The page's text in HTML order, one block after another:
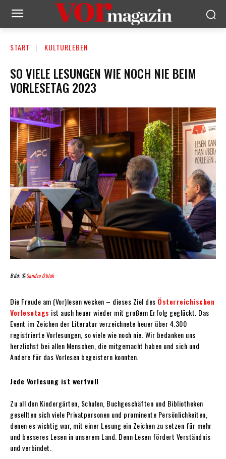
START KULTURLEBEN
SO VIELE LESUNGEN WIE NOCH NIE BEIM
VORLESETAG 2023
Bild: ©Sandra Oblak
Die Freude am (Vor)lesen wecken – dieses Ziel des Österreichischen
Vorlesetags ist auch heuer wieder mit großem Erfolg geglückt. Das
Event im Zeichen der Literatur verzeichnete heuer über 4.300
registrierte Vorlesungen, so viele wie noch nie. Wir bedanken uns
herzlichst bei allen Menschen, die mitgemacht haben und sich und
Andere für das Vorlesen begeistern konnten.
Jede Vorlesung ist wertvoll
Zu all den Kindergärten, Schulen, Buchgeschäften und Bibliotheken
gesellten sich viele Privatpersonen und prominente Persönlichkeiten,
denen es wichtig war, mit einer Lesung ein Zeichen zu setzen für mehr
und besseres Lesen in unserem Land. Denn Lesen fördert Verständnis
und verbindet.